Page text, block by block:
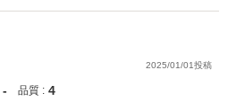
2025/01/01投稿
‐ 品質 : 4